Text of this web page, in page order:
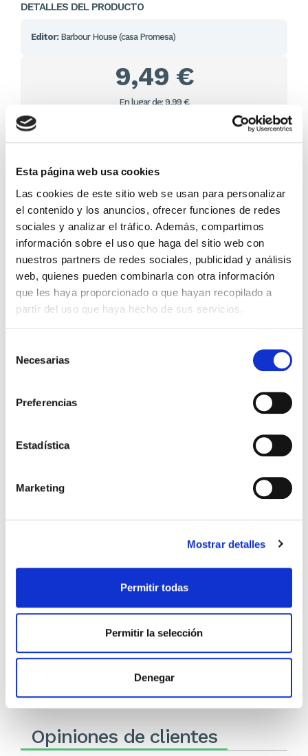
Esta página web usa cookies
Las cookies de este sitio web se usan para personalizar
el contenido y los anuncios, ofrecer funciones de redes
sociales y analizar el tráfico. Además, compartimos
información sobre el uso que haga del sitio web con
nuestros partners de redes sociales, publicidad y análisis
web, quienes pueden combinarla con otra información
que les haya proporcionado o que hayan recopilado a
partir del uso que haya hecho de sus servicios.
Necesarias
Preferencias
Estadística
Marketing
Mostrar detalles
Permitir todas
Permitir la selección
Denegar
DETALLES DEL PRODUCTO
Editor: Barbour House (casa Promesa)
9,49 €
En lugar de: 9,99 €
*Ver condiciones de envío
Cantidad
Comprar ahora
Importante:Envío gratis a Penínsulaen pedidos de + 30€
(SIN IVA).
producto, también
RVR60 Tapa Dura
Stock:-
(Rosa)
Stock:-
Opiniones de clientes